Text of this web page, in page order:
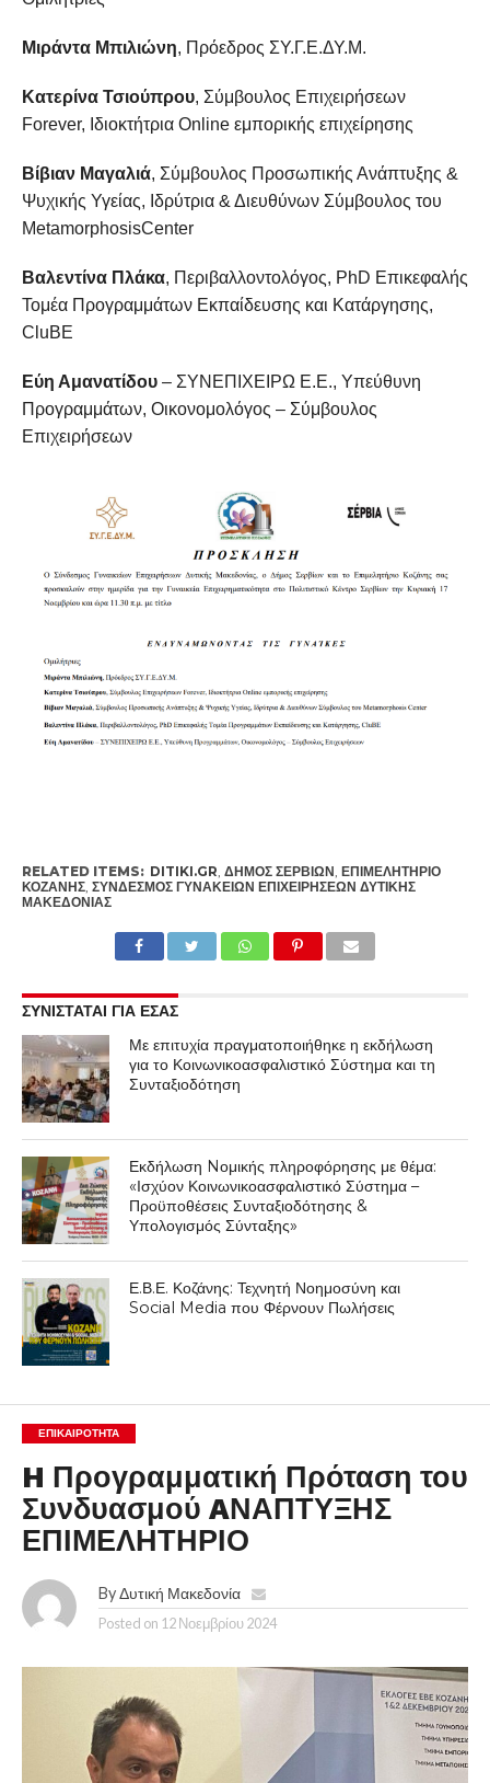
Μιράντα Μπιλιώνη, Πρόεδρος ΣΥ.Γ.Ε.ΔΥ.Μ.
Κατερίνα Τσιούπρου, Σύμβουλος Επιχειρήσεων
Forever, Ιδιοκτήτρια Online εμπορικής επιχείρησης
Βίβιαν Μαγαλιά, Σύμβουλος Προσωπικής Ανάπτυξης &
Ψυχικής Υγείας, Ιδρύτρια & Διευθύνων Σύμβουλος του
MetamorphosisCenter
Βαλεντίνα Πλάκα, Περιβαλλοντολόγος, PhD Επικεφαλής
Τομέα Προγραμμάτων Εκπαίδευσης και Κατάργησης,
CluBE
Εύη Αμανατίδου– ΣΥΝΕΠΙΧΕΙΡΩ Ε.Ε., Υπεύθυνη
Προγραμμάτων, Οικονομολόγος – Σύμβουλος
Επιχειρήσεων
RELATED ITEMS: DITIKI.GR, ΔΉΜΟΣ ΣΕΡΒΊΩΝ, ΕΠΙΜΕΛΗΤΉΡΙΟ
ΚΟΖΆΝΗΣ, ΣΎΝΔΕΣΜΟΣ ΓΥΝΑΚΕΊΩΝ ΕΠΙΧΕΙΡΉΣΕΩΝ ΔΥΤΙΚΉΣ
ΜΑΚΕΔΟΝΊΑΣ
ΣΥΝΙΣΤΑΤΑΙ ΓΙΑ ΕΣΑΣ
Με επιτυχία πραγματοποιήθηκε η εκδήλωση
για το Κοινωνικοασφαλιστικό Σύστημα και τη
Συνταξιοδότηση
Εκδήλωση Nομικής πληροφόρησης με θέμα:
«Ισχύον Κοινωνικοασφαλιστικό Σύστημα –
Προϋποθέσεις Συνταξιοδότησης &
Υπολογισμός Σύνταξης»
Ε.Β.Ε. Κοζάνης: Τεχνητή Νοημοσύνη και
Social Media που Φέρνουν Πωλήσεις
ΕΠΙΚΑΙΡΟΤΗΤΑ
H Προγραμματική Πρόταση του
Συνδυασμού AΝΑΠΤΥΞΗΣ
ΕΠΙΜΕΛΗΤΗΡΙΟ
By Δυτική Μακεδονία
Posted on 12 Νοεμβρίου 2024